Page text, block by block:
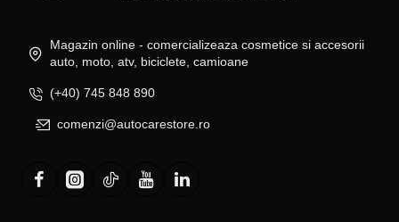
Magazin online - comercializeaza cosmetice si accesorii
auto, moto, atv, biciclete, camioane
(+40) 745 848 890
comenzi@autocarestore.ro